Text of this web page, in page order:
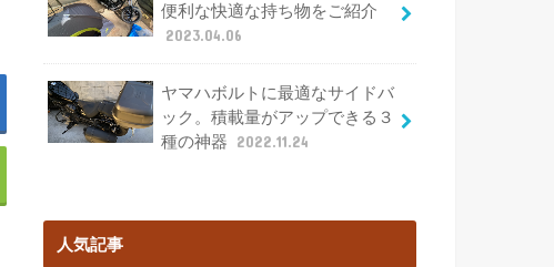
便利な快適な持ち物をご紹介
2023.04.06
ヤマハボルトに最適なサイドバ
ック。積載量がアップできる３
種の神器
2022.11.24
人気記事